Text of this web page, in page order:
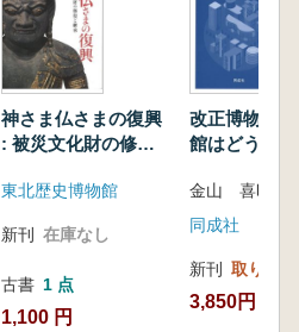
神さま仏さまの復興
: 被災文化財の修復
東北歴史博物館
新刊 在庫なし
古書 1 点
1,100 円
改正博物館
館はどうなる
金山 喜昭 編
同成社
新刊 取り寄せ
3,850円